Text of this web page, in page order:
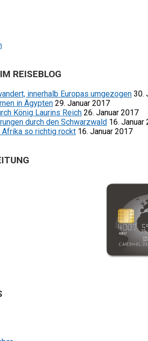
REISEBLOG
innerhalb Europas umgezogen 30.
in Ägypten 29. Januar 2017
König Laurins Reich 26. Januar 2017
durch den Schwarzwald 16. Januar
Afrika so richtig rockt 16. Januar 2017